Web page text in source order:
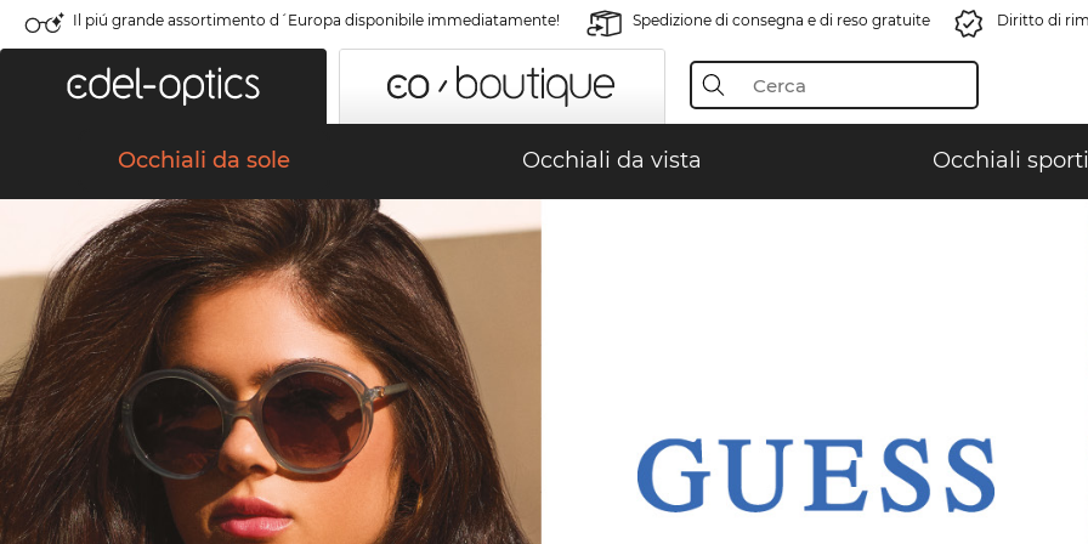
Il piú grande assortimento d´Europa disponibile immediatamente! Spedizione di consegna e di reso gratuite Diritto di
Occhiali da sole Occhiali da vista Occhiali